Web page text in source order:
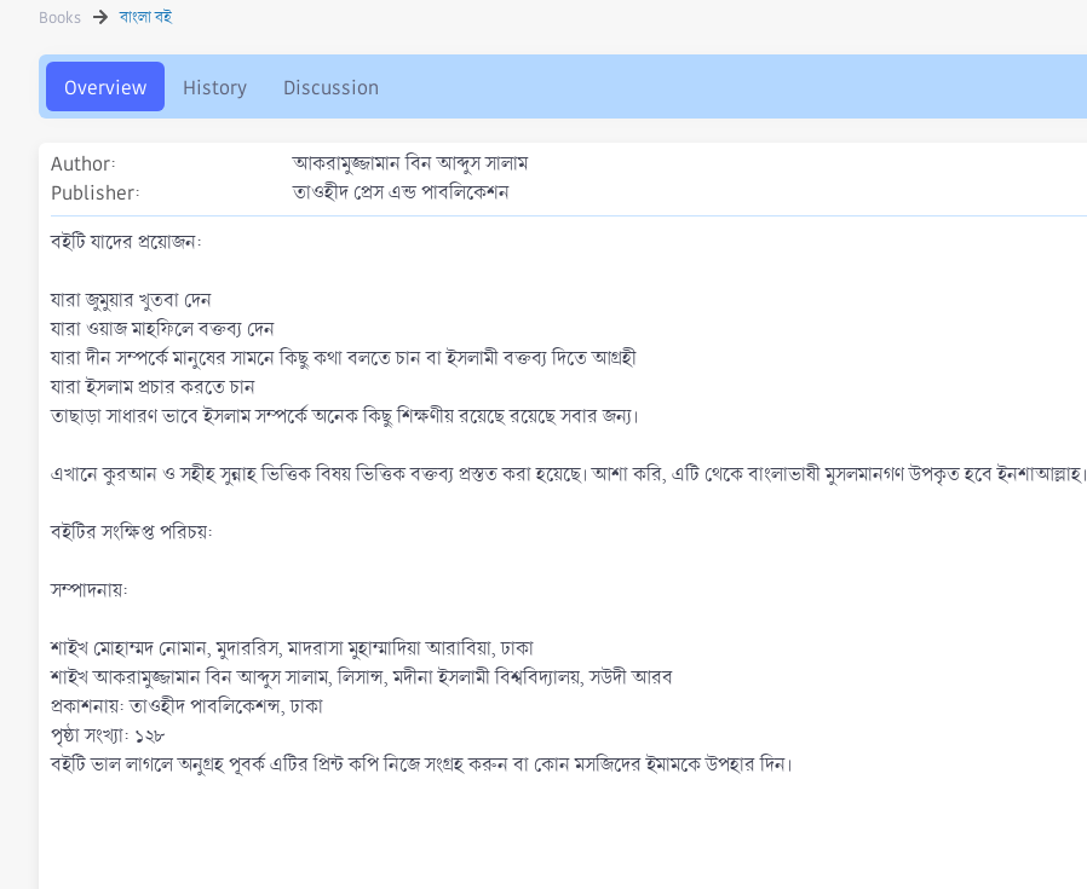
h
r
i
o
a
t
e
Books বাংলা বই
Overview History Discussion
Author
আকরামুজ্জামান বিন আব্দুস সালাম
Publisher
তাওহীদ প্রেস এন্ড পাবলিকেশন
বইটি যাদের প্রয়োজন:
যারা জুমুয়ার খুতবা দেন
যারা ওয়াজ মাহফিলে বক্তব্য দেন
যারা দীন সম্পর্কে মানুষের সামনে কিছু কথা বলতে চান বা ইসলামী বক্তব্য দিতে আগ্রহী
যারা ইসলাম প্রচার করতে চান
তাছাড়া সাধারণ ভাবে ইসলাম সম্পর্কে অনেক কিছু শিক্ষণীয় রয়েছে রয়েছে সবার জন্য।
এখানে কুরআন ও সহীহ সুন্নাহ ভিত্তিক বিষয় ভিত্তিক বক্তব্য প্রস্তত করা হয়েছে। আশা করি, এটি থেকে বাংলাভাষী মুসলমানগণ উপকৃত হবে ইনশাআল্লাহ।
বইটির সংক্ষিপ্ত পরিচয়:
সম্পাদনায়:
শাইখ মোহাম্মদ নোমান, মুদাররিস, মাদরাসা মুহাম্মাদিয়া আরাবিয়া, ঢাকা
শাইখ আকরামুজ্জামান বিন আব্দুস সালাম, লিসান্স, মদীনা ইসলামী বিশ্ববিদ্যালয়, সউদী আরব
প্রকাশনায়: তাওহীদ পাবলিকেশন্স, ঢাকা
পৃষ্ঠা সংখ্যা: ১২৮
বইটি ভাল লাগলে অনুগ্রহ পূবর্ক এটির প্রিন্ট কপি নিজে সংগ্রহ করুন বা কোন মসজিদের ইমামকে উপহার দিন।